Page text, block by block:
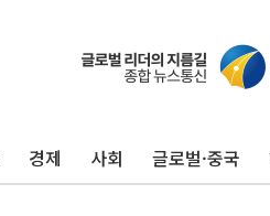
경제 사회 글로벌·중국